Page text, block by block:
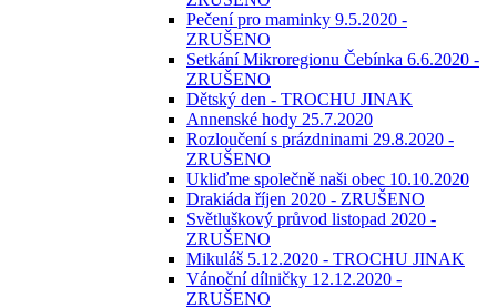
Pečení pro maminky 9.5.2020 -
ZRUŠENO
Setkání Mikroregionu Čebínka 6.6.2020 -
ZRUŠENO
Dětský den - TROCHU JINAK
Annenské hody 25.7.2020
Rozloučení s prázdninami 29.8.2020 -
ZRUŠENO
Ukliďme společně naši obec 10.10.2020
Drakiáda říjen 2020 - ZRUŠENO
Světluškový průvod listopad 2020 -
ZRUŠENO
Mikuláš 5.12.2020 - TROCHU JINAK
Vánoční dílničky 12.12.2020 -
ZRUŠENO